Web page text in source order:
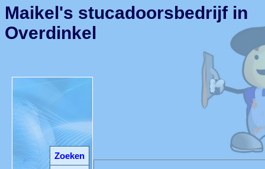
Zoeken
Maikel's stucadoorsbedrijf in
Overdinkel